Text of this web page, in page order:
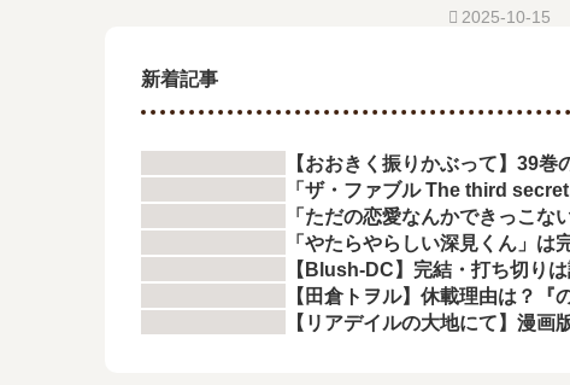
2025-10-15
新着記事
【おおきく振りかぶって】39
「ザ・ファブル The third
「ただの恋愛なんかできっこ
「やたらやらしい深見くん」
【Blush-DC】完結・打ち切り
【田倉トヲル】休載理由は？
【リアデイルの大地にて】漫